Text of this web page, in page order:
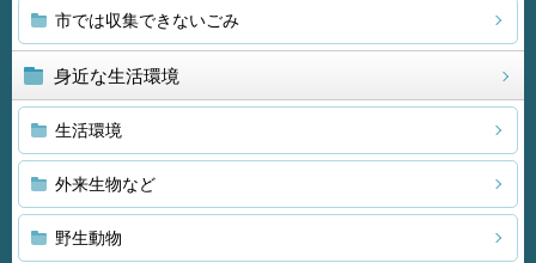
市では収集できないごみ
身近な生活環境
生活環境
外来生物など
野生動物